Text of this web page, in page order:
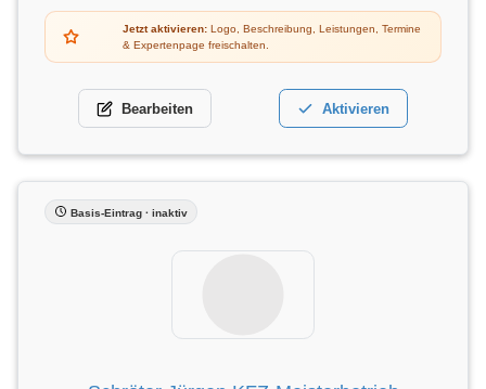
Jetzt aktivieren: Logo, Beschreibung, Leistungen, Termine
& Expertenpage freischalten.
Bearbeiten Aktivieren
Basis-Eintrag · inaktiv